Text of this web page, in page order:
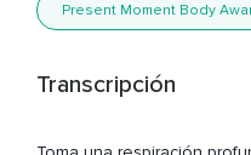
Present Moment Body
Transcripción